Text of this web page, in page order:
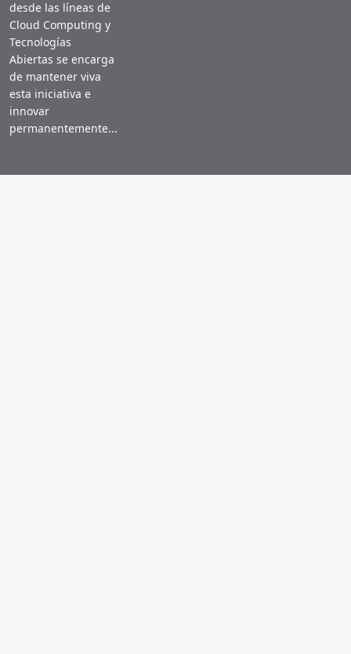
desde las líneas de
Cloud Computing y
Tecnologías
Abiertas se encarga
de mantener viva
esta iniciativa e
innovar
permanentemente...